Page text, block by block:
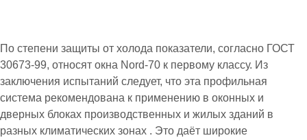
По степени защиты от холода показатели, согласно ГОСТ
30673-99, относят окна Nord-70 к первому классу. Из
заключения испытаний следует, что эта профильная
система рекомендована к применению в оконных и
дверных блоках производственных и жилых зданий в
разных климатических зонах . Это даёт широкие